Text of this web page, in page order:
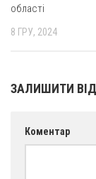
області
8 ГРУ, 2024
ЗАЛИШИТИ
Коментар